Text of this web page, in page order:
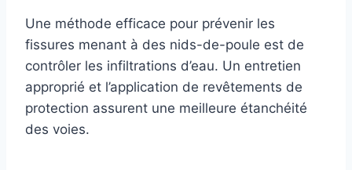
Une méthode efficace pour prévenir les
fissures menant à des nids-de-poule est de
contrôler les infiltrations d’eau. Un entretien
approprié et l’application de revêtements de
protection assurent une meilleure étanchéité
des voies.